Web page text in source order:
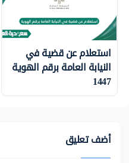
استعلام عن قضية في
النيابة العامة برقم الهوية
1447
أضف تعليق